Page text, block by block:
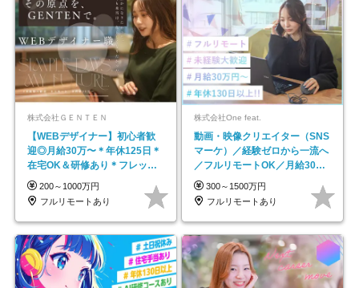
株式会社ＧＥＮＴＥＮ
【WEBデザイナー】初⼼者歓
迎◎⽉給30万〜＊年休125⽇＊
在宅OK＆研修あり＊フレック
ス
200～1000万円
フルリモートあり
株式会社One feat.
動画・映像クリエイター（SNS
マーケ）／経験ゼロから一流へ
／フルリモートOK／月給30万
円～／年休130日以上
300～1500万円
フルリモートあり